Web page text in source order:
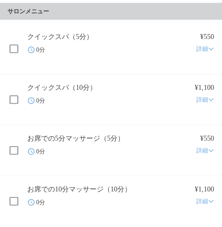
サロンメニュー
クイックスパ（5分） ¥550
0分 詳細
クイックスパ（10分） ¥1,100
0分 詳細
お席での5分マッサージ（5分） ¥550
0分 詳細
お席での10分マッサージ（10分） ¥1,100
0分 詳細